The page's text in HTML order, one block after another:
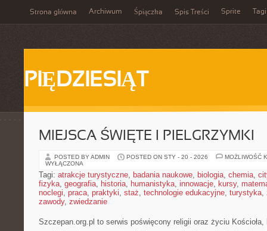
Strona główna Archiwum Śpiączka Spis Treści Sprite Tagi
PIĘDZIESIĄT
MIEJSCA ŚWIĘTE I PIELGRZYMKI
POSTED BY ADMIN POSTED ON STY - 20 - 2026
MOŻLIWOŚĆ
WYŁĄCZONA
Tagi: atrakcje turystyczne, badania naukowe, biologia, chemia,
fizyka, geografia, historia, humanistyka, innowacje, kursy,
noclegi, praca, praktyki, staż, technologie edukacyjne, turystyka,
zawody, zwiedzanie
Szczepan.org.pl to serwis poświęcony religii oraz życiu